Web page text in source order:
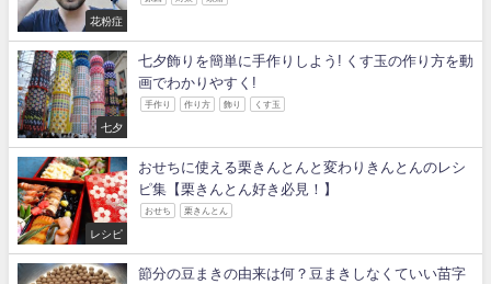
花粉症
七夕
七夕飾りを簡単に手作りしよう! くす玉の作り方を動
画でわかりやすく!
手作り 作り方 飾り くす玉
レシピ
おせちに使える栗きんとんと変わりきんとんのレシ
ピ集【栗きんとん好き必見！】
おせち 栗きんとん
節分の豆まきの由来は何？豆まきしなくていい苗字